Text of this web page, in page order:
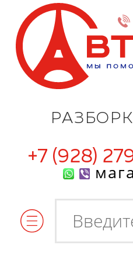
+7 (928)